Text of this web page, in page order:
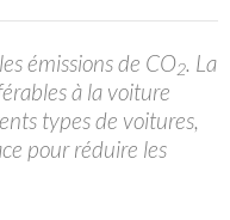
émissions de CO2. La
à la voiture
types de voitures,
pour réduire les